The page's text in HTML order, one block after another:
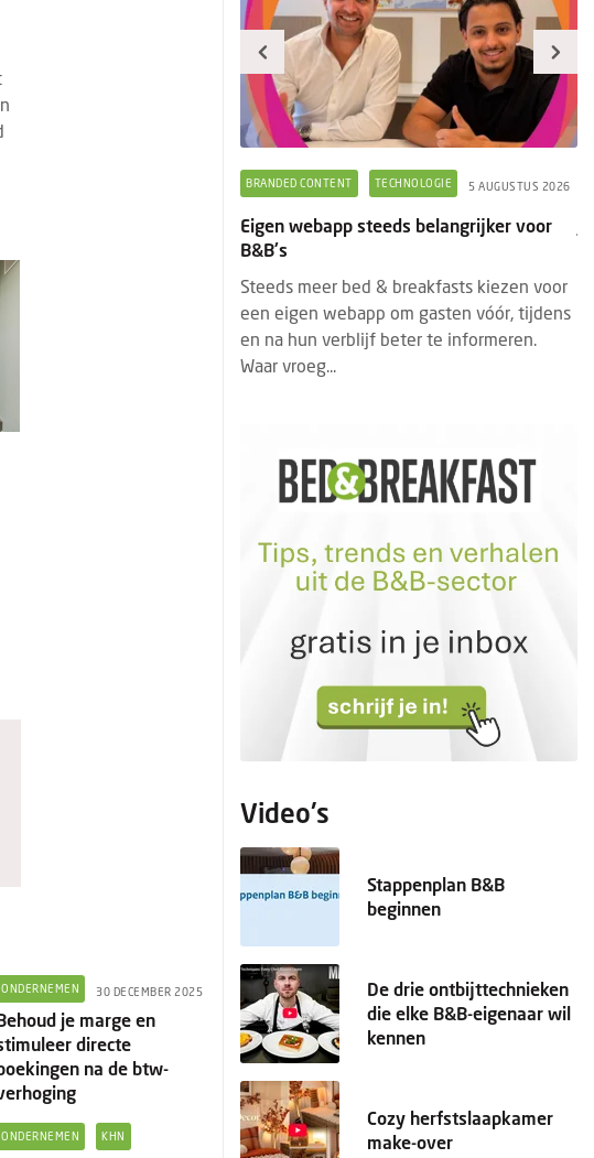
ONDERNEMEN 30 DECEMBER 2025
je marge en
directe
boekingen na de btw-
ONDERNEMEN KHN
steeds belangrijker voor
& breakfasts kiezen voor
om gasten vóór, tijdens
beter te informeren.
COLUMNS JORINE DE BRUIN 7 AUGUSTUS 2026
Jorine de Bruin: Wat Marilyn Monroe ons
vandaag nog kan leren over gastvrijheid
Marilyn Monroe was veel meer dan een
Hollywood-icoon. Haar kracht zat niet
alleen in haar uiterlijk, maar vooral in haar
unieke positionering. Juist d...
Video's
Stappenplan B&B
beginnen
De drie ontbijttechnieken
die elke B&B-eigenaar wil
kennen
Cozy herfstslaapkamer
make-over